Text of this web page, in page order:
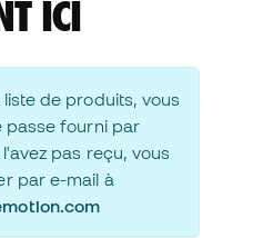
ICI
de produits, vous
passe fourni par
pas reçu, vous
par e-mail à